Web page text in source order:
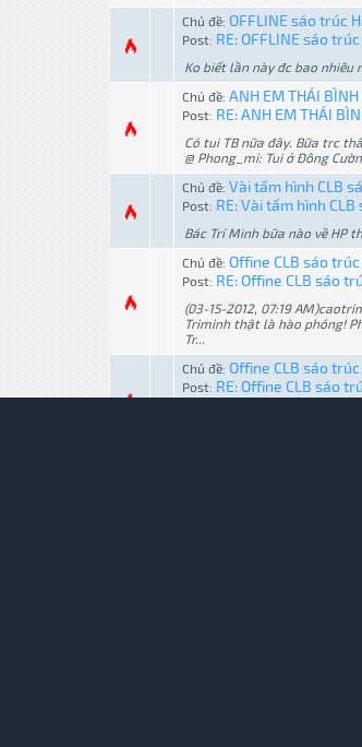
Chủ đề: OFFLINE sáo trúc
Post: RE: OFFLINE sáo
Ko biết lần này đc bao
Chủ đề: ANH EM THÁI BÌNH
Post: RE: ANH EM THÁI
Có tui TB nữa đây. Bữa trc
@ Phong_mi: Tui ở Đông
Chủ đề: Vài tấm hình CLB
Post: RE: Vài tấm hình
Bác Trí Minh bữa nào về HP
Chủ đề: Offine CLB sáo
Post: RE: Offine CLB sáo
(03-15-2012, 07:19
Triminh thật là hào phóng!
Tr...
Chủ đề: Offine CLB sáo
Post: RE: Offine CLB sáo